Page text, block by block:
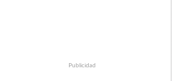
Publicidad